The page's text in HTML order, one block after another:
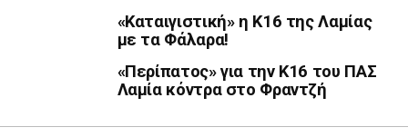
«Καταιγιστική» η Κ16 της Λαμίας
με τα Φάλαρα!
«Περίπατος» για την Κ16 του ΠΑΣ
Λαμία κόντρα στο Φραντζή